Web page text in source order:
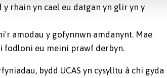
rhain yn cael eu datgan yn glir yn y
amodau y gofynnwn amdanynt. Mae
fodloni eu meini prawf derbyn.
bydd UCAS yn cysylltu â chi gyda